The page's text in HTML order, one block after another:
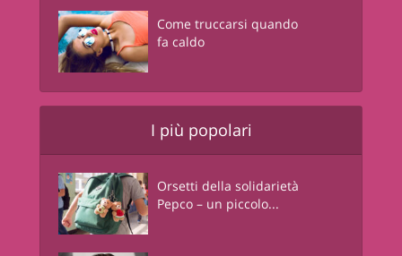
Come truccarsi quando
fa caldo
I più popolari
Orsetti della solidarietà
Pepco – un piccolo...